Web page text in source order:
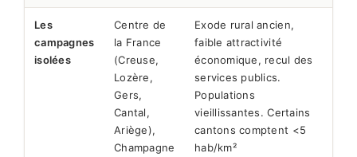
Les
campagnes
isolées
Centre de
la France
(Creuse,
Lozère,
Gers,
Cantal,
Ariège),
Champagne
Exode rural ancien,
faible attractivité
économique, recul des
services publics.
Populations
vieillissantes. Certains
cantons comptent <5
hab/km²